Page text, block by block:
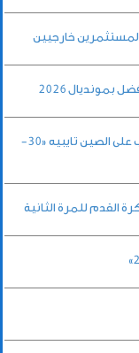
لمستثمرين خارجيين
بمونديال 2026
«يد آسيا للشباب 2026».. منتخب الكويت يتغلب على الصين تايبيه «30-
القدم للمرة الثانية